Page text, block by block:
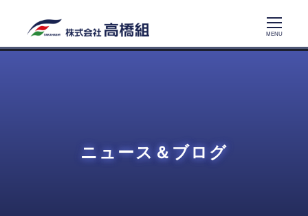
ン
MENU
ニュース＆ブログ